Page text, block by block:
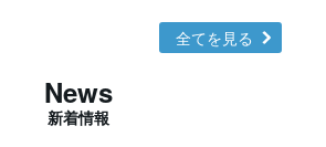
全てを見る
News
新着情報